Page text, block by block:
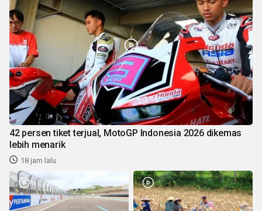
42 persen tiket terjual, MotoGP Indonesia 2026 dikemas
lebih menarik
18 jam lalu